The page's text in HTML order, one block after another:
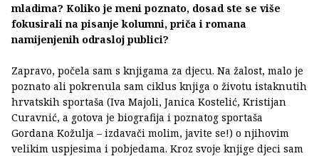
mladima? Koliko je meni poznato, dosad ste se više
fokusirali na pisanje kolumni, priča i romana
namijenjenih odrasloj publici?
Zapravo, počela sam s knjigama za djecu. Na žalost, malo je
poznato ali pokrenula sam ciklus knjiga o životu istaknutih
hrvatskih sportaša (Iva Majoli, Janica Kostelić, Kristijan
Curavnić, a gotova je biografija i poznatog sportaša
Gordana Kožulja – izdavači molim, javite se!) o njihovim
velikim uspjesima i pobjedama. Kroz svoje knjige djeci sam